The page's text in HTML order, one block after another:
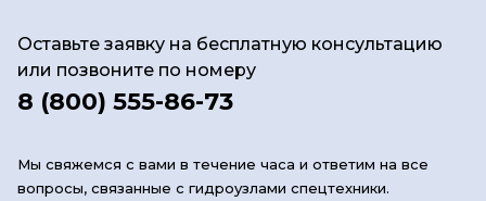
Оставьте заявку на бесплатную консультацию
или позвоните по номеру
8 (800) 555-86-73
Мы свяжемся с вами в течение часа и ответим на все
вопросы, связанные с гидроузлами спецтехники.